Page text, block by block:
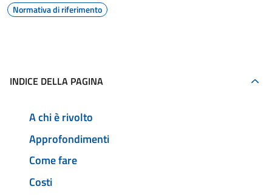
Normativa di riferimento
INDICE DELLA PAGINA
A chi è rivolto
Approfondimenti
Come fare
Costi